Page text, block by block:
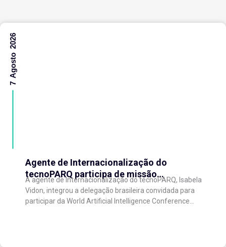
Agente de Internacionalização do
tecnoPARQ participa de missão
internacional na China e fortalece conexões
com o ecossistema de inovação
A agente de Internacionalização do tecnoPARQ, Isabela
Vidon, integrou a delegação brasileira convidada para
participar da World Artificial Intelligence Conference
7 Agosto 2026